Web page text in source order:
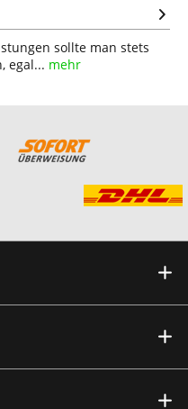
sollte man stets
egal... mehr